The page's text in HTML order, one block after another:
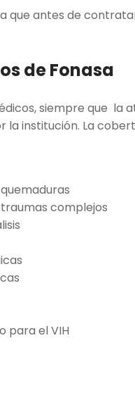
que antes de
de Fonasa
siempre que la
la institución. La
complejos
para el VIH